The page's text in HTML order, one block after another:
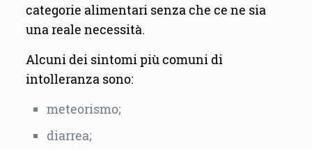
categorie alimentari senza che ce ne sia
una reale necessità.
Alcuni dei sintomi più comuni di
intolleranza sono:
meteorismo;
diarrea;